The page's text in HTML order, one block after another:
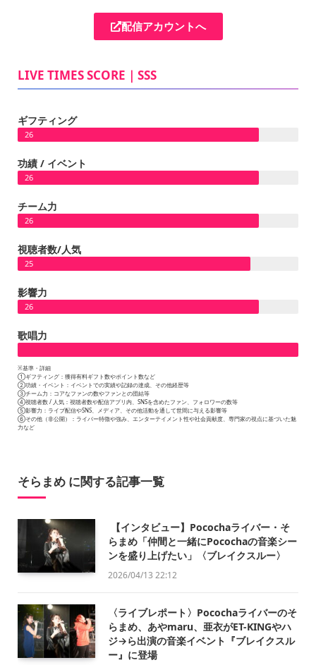
配信アカウントへ
LIVE TIMES SCORE｜SSS
ギフティング
26
功績 / イベント
26
チーム力
26
視聴者数/人気
25
影響力
26
歌唱力
※基準・詳細
①ギフティング：獲得有料ギフト数やポイント数など
②功績・イベント：イベントでの実績や記録の達成、その他経歴等
③チーム力：コアなファンの数やファンとの団結等
④視聴者数 / 人気：視聴者数や配信アプリ内、SNSを含めたファン、フォロワーの数等
⑤影響力：ライブ配信やSNS、メディア、その他活動を通して世間に与える影響等
⑥その他（非公開）：ライバー特徴や強み、エンターテイメント性や社会貢献度、専門家の視点に基づいた魅
力など
そらまめ に関する記事一覧
【インタビュー】Pocochaライバー・そ
らまめ「仲間と一緒にPocochaの音楽シー
ンを盛り上げたい」〈ブレイクスルー〉
2026/04/13 22:12
〈ライブレポート〉Pocochaライバーのそ
らまめ、あやmaru、亜衣がET-KINGやハ
ジ→ら出演の音楽イベント『ブレイクスル
ー』に登場